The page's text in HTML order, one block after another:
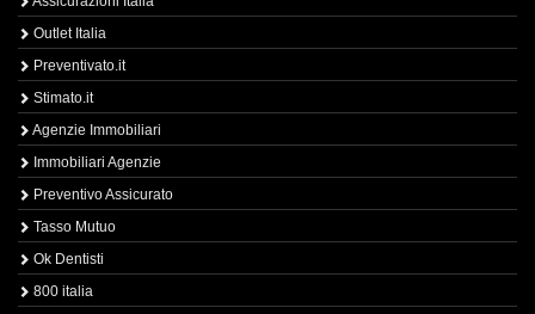
Outlet Italia
Preventivato.it
Stimato.it
Agenzie Immobiliari
Immobiliari Agenzie
Preventivo Assicurato
Tasso Mutuo
Ok Dentisti
800 italia